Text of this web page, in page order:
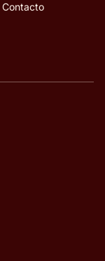
Contacto